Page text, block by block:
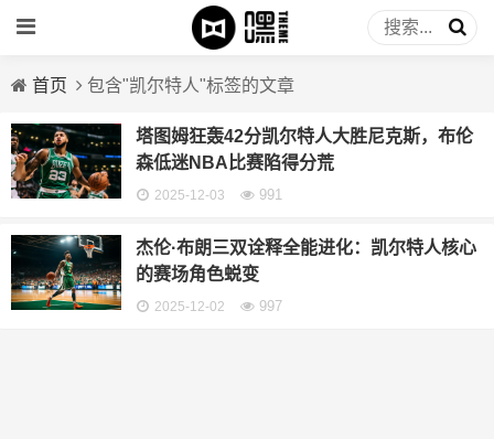
首页 包含"凯尔特人"标签的文章
塔图姆狂轰42分凯尔特人大胜尼克斯，布伦
森低迷NBA比赛陷得分荒
2025-12-03 991
杰伦·布朗三双诠释全能进化：凯尔特人核心
的赛场角色蜕变
2025-12-02 997